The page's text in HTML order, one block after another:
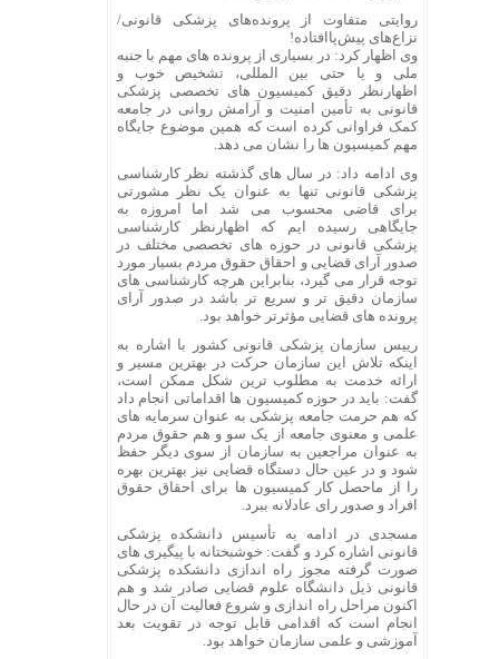
روایتی متفاوت از پرونده‌های پزشکی قانونی/
نزاع‌های پیش‌پاافتاده!
وی اظهار کرد: در بسیاری از پرونده های مهم با جنبه
ملی و یا حتی بین المللی، تشخیص خوب و
اظهارنظر دقیق کمیسیون های تخصصی پزشکی
قانونی به تأمین امنیت و آرامش روانی در جامعه
کمک فراوانی کرده است که همین موضوع جایگاه
مهم کمیسیون ها را نشان می دهد.
وی ادامه داد: در سال های گذشته نظر کارشناسی
پزشکی قانونی تنها به عنوان یک نظر مشورتی
برای قاضی محسوب می شد اما امروزه به
جایگاهی رسیده ایم که اظهارنظر کارشناسی
پزشکی قانونی در حوزه های تخصصی مختلف در
صدور آرای قضایی و احقاق حقوق مردم بسیار مورد
توجه قرار می گیرد، بنابراین هرچه کارشناسی های
سازمان دقیق تر و سریع تر باشد در صدور آرای
پرونده های قضایی مؤثرتر خواهد بود.
رییس سازمان پزشکی قانونی کشور با اشاره به
اینکه تلاش این سازمان حرکت در بهترین مسیر و
ارائه خدمت به مطلوب ترین شکل ممکن است،
گفت: باید در حوزه کمیسیون ها اقداماتی انجام داد
که هم حرمت جامعه پزشکی به عنوان سرمایه های
علمی و معنوی جامعه از یک سو و هم حقوق مردم
به عنوان مراجعین به سازمان از سوی دیگر حفظ
شود و در عین حال دستگاه قضایی نیز بهترین بهره
را از ماحصل کار کمیسیون ها برای احقاق حقوق
افراد و صدور رای عادلانه ببرد.
مسجدی در ادامه به تأسیس دانشکده پزشکی
قانونی اشاره کرد و گفت: خوشبختانه با پیگیری های
صورت گرفته مجوز راه اندازی دانشکده پزشکی
قانونی ذیل دانشگاه علوم قضایی صادر شد و هم
اکنون مراحل راه اندازی و شروع فعالیت آن در حال
انجام است که اقدامی قابل توجه در تقویت بعد
آموزشی و علمی سازمان خواهد بود.